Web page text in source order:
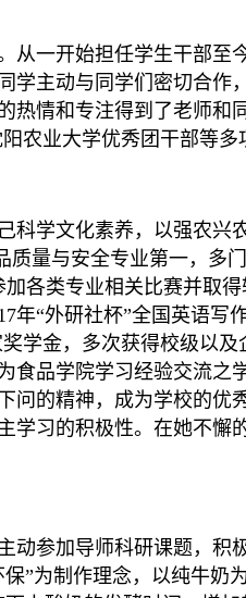
一开始担任学生干部至
学主动与同学们密切合作
情和专注得到了老师和
农业大学优秀团干部等多
学文化素养，以强农兴
量与安全专业第一，多
各类专业相关比赛并取
“外研社杯”全国英语写
学金，多次获得校级以
品学院学习经验交流之
问的精神，成为学校的优
习的积极性。在她不懈
参加导师科研课题，积
”为制作理念，以纯牛奶